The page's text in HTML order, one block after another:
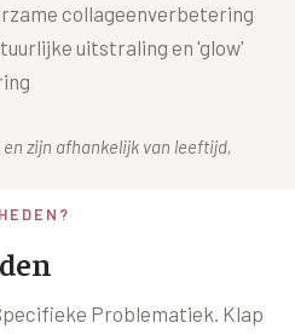
collageenverbetering
uitstraling en 'glow'
zijn afhankelijk van leeftijd,
Problematiek. Klap